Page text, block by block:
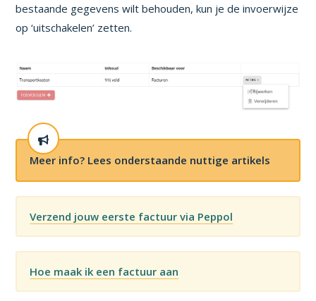
bestaande gegevens wilt behouden, kun je de invoerwijze
op ‘uitschakelen’ zetten.
Meer info? Lees onderstaande nuttige artikels
Verzend jouw eerste factuur via Peppol
Hoe maak ik een factuur aan